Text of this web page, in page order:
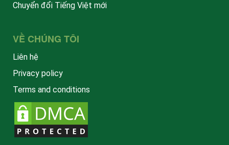
Chuyển đổi Tiếng Việt mới
VỀ CHÚNG TÔI
Liên hệ
Privacy policy
Terms and conditions